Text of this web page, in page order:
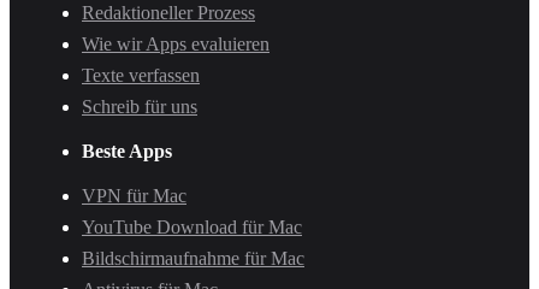
Redaktioneller Prozess
Wie wir Apps evaluieren
Texte verfassen
Schreib für uns
Beste Apps
VPN für Mac
YouTube Download für Mac
Bildschirmaufnahme für Mac